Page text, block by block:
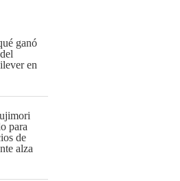
ganó
en
para
de
alza